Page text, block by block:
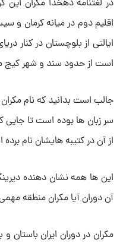
در لغتنامه دهخدا مکران
اقلیم دوم در میانه کرمان و
ایالتی از بلوچستان در کنار
است از حدود سند و شهر کیج
جالب است بدانید که نام
سر زبان ها بوده است تا جایی
از آن در کتیبه هایشان نام برده
این ها همه نشان دهنده
آن دوران آیا مکران منطقه
مکران در دوران ایران باستان